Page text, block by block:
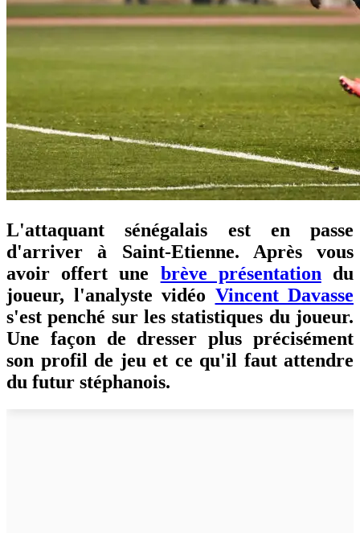
L'attaquant sénégalais est en passe
d'arriver à Saint-Etienne. Après vous
avoir offert une brève présentation du
joueur, l'analyste vidéo Vincent Davasse
s'est penché sur les statistiques du joueur.
Une façon de dresser plus précisément
son profil de jeu et ce qu'il faut attendre
du futur stéphanois.